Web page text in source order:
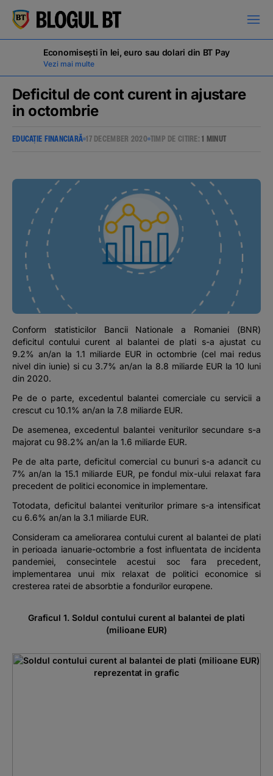
кириллица
Campanii
BT Pay
Evenimente
Podcast
The MacRO Zone
Pentru antreprenori
Banking, pe relaxare
Economisești în lei, euro sau dolari din BT Pay
Vezi mai multe
Deficitul de cont curent in ajustare
in octombrie
EDUCAȚIE FINANCIARĂ 17 DECEMBER 2020 TIMP DE CITIRE:1 MINUT
Conform statisticilor Bancii Nationale a Romaniei (BNR)
deficitul contului curent al balantei de plati s-a ajustat cu
9.2% an/an la 1.1 miliarde EUR in octombrie (cel mai redus
nivel din iunie) si cu 3.7% an/an la 8.8 miliarde EUR la 10 luni
din 2020.
Pe de o parte, excedentul balantei comerciale cu servicii a
crescut cu 10.1% an/an la 7.8 miliarde EUR.
De asemenea, excedentul balantei veniturilor secundare s-a
majorat cu 98.2% an/an la 1.6 miliarde EUR.
Pe de alta parte, deficitul comercial cu bunuri s-a adancit cu
7% an/an la 15.1 miliarde EUR, pe fondul mix-ului relaxat fara
precedent de politici economice in implementare.
Totodata, deficitul balantei veniturilor primare s-a intensificat
cu 6.6% an/an la 3.1 miliarde EUR.
Consideram ca ameliorarea contului curent al balantei de plati
in perioada ianuarie-octombrie a fost influentata de incidenta
pandemiei, consecintele acestui soc fara precedent,
implementarea unui mix relaxat de politici economice si
cresterea ratei de absorbtie a fondurilor europene.
Graficul 1. Soldul contului curent al balantei de plati
(milioane EUR)